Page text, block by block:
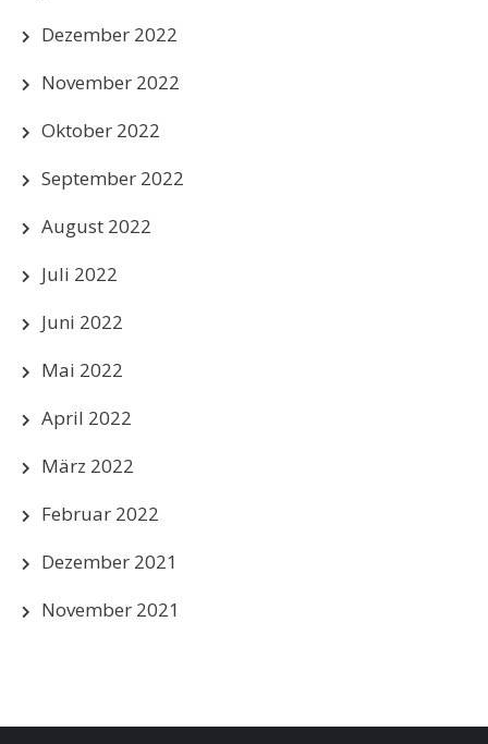
Dezember 2022
November 2022
Oktober 2022
September 2022
August 2022
Juli 2022
Juni 2022
Mai 2022
April 2022
März 2022
Februar 2022
Dezember 2021
November 2021